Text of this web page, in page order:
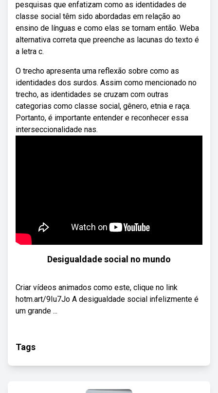
pesquisas que enfatizam como as identidades de
classe social têm sido abordadas em relação ao
ensino de línguas e como elas se tornam então. Weba
alternativa correta que preenche as lacunas do texto é
a letra c.
O trecho apresenta uma reflexão sobre como as
identidades dos surdos. Assim como mencionado no
trecho, as identidades se cruzam com outras
categorias como classe social, gênero, etnia e raça.
Portanto, é importante entender e reconhecer essa
interseccionalidade nas.
Desigualdade social no mundo
Criar vídeos animados como este, clique no link
hotm.art/9Iu7Jo A desigualdade social infelizmente é
um grande ...
Tags